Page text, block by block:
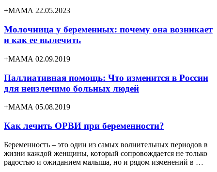
+МАМА 22.05.2023
Молочница у беременных: почему она возникает
и как ее вылечить
+МАМА 02.09.2019
Паллиативная помощь: Что изменится в России
для неизлечимо больных людей
+МАМА 05.08.2019
Как лечить ОРВИ при беременности?
Беременность – это один из самых волнительных периодов в
жизни каждой женщины, который сопровождается не только
радостью и ожиданием малыша, но и рядом изменений в …